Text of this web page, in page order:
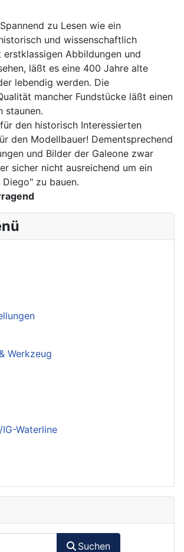
Werkzeug
Waterline
Suchen
zu Lesen wie ein
und wissenschaftlich
Abbildungen und
läßt es eine 400 Jahre alte
lebendig werden. Die
mancher Fundstücke läßt einen
staunen.
den historisch Interessierten
den Modellbauer! Dementsprechend
und Bilder der Galeone zwar
sicher nicht ausreichend um ein
zu bauen.